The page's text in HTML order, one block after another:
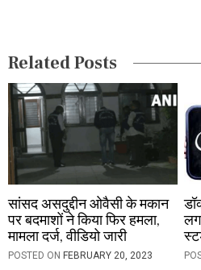
o
n
Related Posts
सांसद असदुद्दीन ओवैसी के मकान
पर बदमाशों ने किया फिर हमला,
मामला दर्ज, वीडियो जारी
POSTED ON FEBRUARY 20, 2023